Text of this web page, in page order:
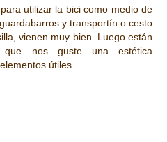
utilizar la bici como medio de
y transportín o cesto
vienen muy bien. Luego están
que nos guste una estética
útiles.